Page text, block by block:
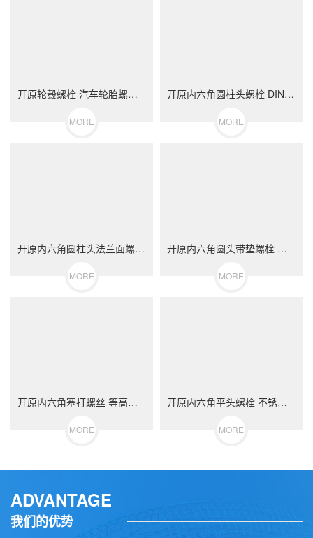
开原轮毂螺栓 汽车轮胎螺丝 不锈钢（304/316）碳钢 合金钢
MORE
开原内六角圆柱头螺栓 DIN912 不锈钢（304/316）碳钢 合金钢
MORE
开原内六角圆柱头法兰面螺栓 不锈钢（304/316）碳钢 合金钢
MORE
开原内六角圆头带垫螺栓 不锈钢（304/316）碳钢 合金钢
MORE
开原内六角塞打螺丝 等高限位螺栓 不锈钢（304/316）碳钢 合金钢
MORE
开原内六角平头螺栓 不锈钢（304/316）碳钢 合金钢
MORE
ADVANTAGE
我们的优势